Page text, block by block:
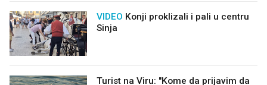
VIDEO
Sinja
Turist na Viru: "Kome da prijavim da